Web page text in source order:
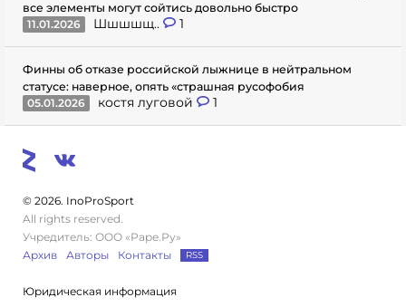
все элементы могут сойтись довольно быстро
11.01.2026
Шшшшщ.. 1
Финны об отказе российской лыжнице в нейтральном
статусе: наверное, опять «страшная русофобия
05.01.2026
костя луговой 1
© 2026. InoProSport
All rights reserved.
Учредитель: ООО «Раре.Ру»
Архив
Авторы Контакты RSS
Юридическая информация